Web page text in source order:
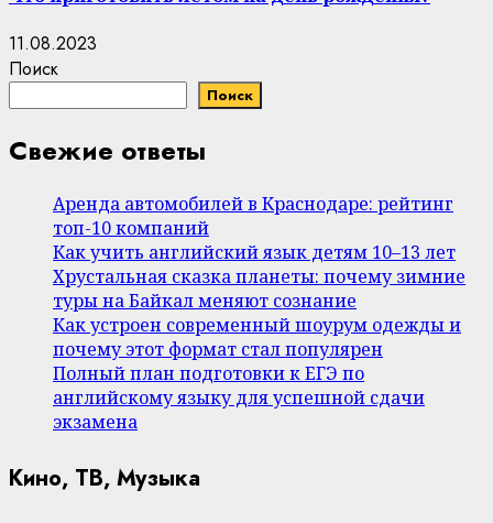
11.08.2023
Поиск
Поиск
Свежие ответы
Аренда автомобилей в Краснодаре: рейтинг
топ-10 компаний
Как учить английский язык детям 10–13 лет
Хрустальная сказка планеты: почему зимние
туры на Байкал меняют сознание
Как устроен современный шоурум одежды и
почему этот формат стал популярен
Полный план подготовки к ЕГЭ по
английскому языку для успешной сдачи
экзамена
Кино, ТВ, Музыка